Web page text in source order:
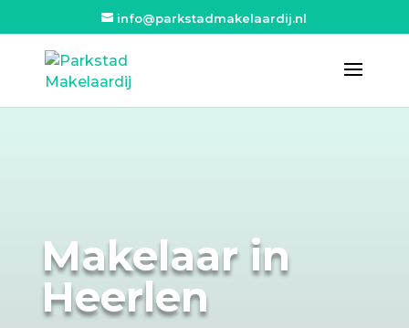
info@parkstadmakelaardij.nl
Makelaar in
Heerlen